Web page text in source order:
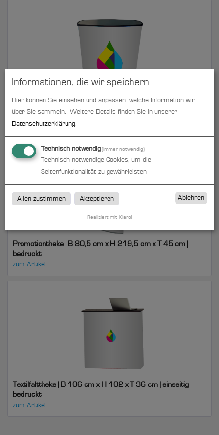
Messetheke ZIPP LED | B 56,5 cm x H 102 cm x T 39,7 cm
| bedruckt
zum Artikel
Promotiontheke | B 80,5 cm x H 219,5 cm x T 45 cm |
bedruckt
zum Artikel
Textilfalttheke | B 106 cm x H 102 x T 36 cm | einseitig
bedruckt
zum Artikel
Informationen, die wir speichern
Hier können Sie einsehen und anpassen, welche Information wir
über Sie sammeln.
Weitere Details finden Sie in unserer
Datenschutzerklärung
Technisch notwendig (immer notwendig)
Technisch notwendige Cookies, um die
Seitenfunktionalität zu gewährleisten
Allen zustimmen Akzeptieren Ablehnen
Realisiert mit Klaro!